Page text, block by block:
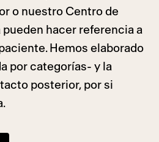
o nuestro Centro de
hacer referencia a
Hemos elaborado
por categorías- y la
posterior, por si